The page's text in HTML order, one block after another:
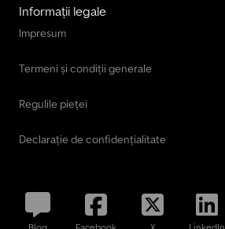
Informații legale
Impresum
Termeni și condiții generale
Regulile pieței
Declarație de confidențialitate